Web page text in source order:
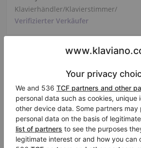
Klavierhändler/Klavierstimmer/
Verifizierter Verkäufer